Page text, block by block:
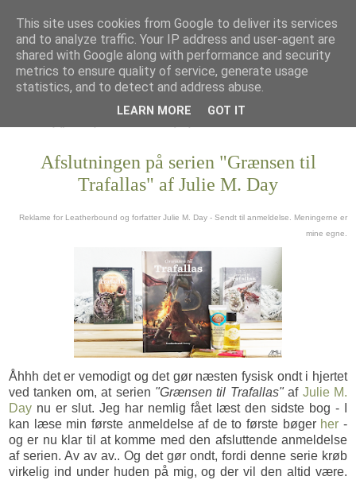
Afslutningen på serien "Grænsen til
Trafallas" af Julie M. Day
Reklame for Leatherbound og forfatter Julie M. Day - Sendt til anmeldelse. Meningerne er
mine egne.
Åhhh det er vemodigt og det gør næsten fysisk ondt i hjertet
ved tanken om, at serien "Grænsen til Trafallas"af Julie M.
Day nu er slut. Jeg har nemlig fået læst den sidste bog - I
kan læse min første anmeldelse af de to første bøger her -
og er nu klar til at komme med den afsluttende anmeldelse
af serien. Av av av.. Og det gør ondt, fordi denne serie krøb
virkelig ind under huden på mig, og der vil den altid være.
This site uses cookies from Google to deliver its services
and to analyze traffic. Your IP address and user-agent are
shared with Google along with performance and security
metrics to ensure quality of service, generate usage
statistics, and to detect and address abuse.
LEARN MORE GOT IT